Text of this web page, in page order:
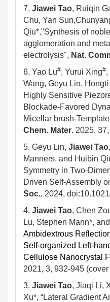
7. Jiawei Tao, Ruiqin
Chu, Yan
Qiu*,"Synthesis of
agglomeration and
electrolysis", Nat.
6. Yao Lu#, Yurui Xing#,
Wang, Geyu Lin,
Highly Sensitive
Blockade-Favored
Micellar brush-
Chem. Mater. 2025,
5. Geyu Lin, Jiawei Tao
Manners, and Huibin
Symmetry in Two-
Driven Self-Assembly
Soc., 2024,
4. Jiawei Tao, Chen
Lu, Stephen Mann*,
Ambidextrous
Self-organized Left-
Cellulose Nanocrystal
2021, 3, 932-945 (cover
3. Jiawei Tao, Jiaqi Li,
Xu*, “Lateral Gradient